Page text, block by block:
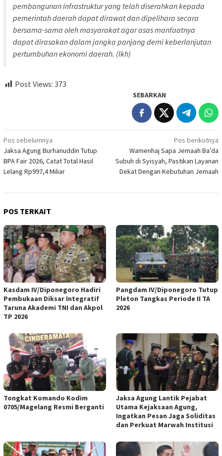
pembangunan infrastruktur yang telah diserahkan kepada
pemerintah daerah dapat dirawat dan dipelihara secara
bersama-sama oleh masyarakat agar asas manfaatnya
dapat dirasakan dalam jangka panjang demi keberlanjutan
pertumbuhan ekonomi daerah. (Ikh)
Post Views: 373
SEBARKAN
Navigasi
pos
Pos sebelumnya
Jaksa Agung Burhanuddin Tutup
BPA Fair 2026, Catat Total Hasil
Lelang Rp997,4 Miliar
Pos berikutnya
Wamenhaj Sapa Jemaah Ba’da
Subuh di Syisyah, Pastikan Layanan
Dekat Dengan Kebutuhan Jemaah
POS TERKAIT
Kasdam IV/Diponegoro Hadiri
Pembukaan Diksar Integratif
Taruna Akademi TNI dan Akpol
TP 2026
‎Pangdam IV/Diponegoro Tutup
Pleton Tangkas Periode II TA
2026
Tongkat Komando Kodim
0705/Magelang Resmi Berganti ‎
Jaksa Agung Lantik Pejabat
Utama Kejaksaan Agung,
‎Ingatkan Pesan Jaga Soliditas
‎dan Perkuat Marwah Institusi ‎